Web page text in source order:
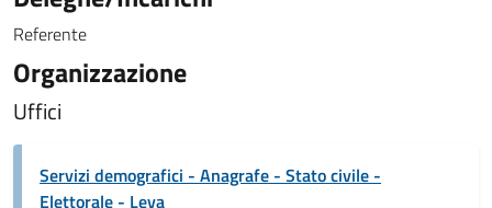
Referente
Organizzazione
Uffici
Servizi demografici - Anagrafe - Stato civile -
Elettorale - Leva